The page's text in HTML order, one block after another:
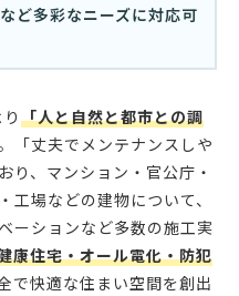
ど多彩なニーズに対応可
「人と自然と都市との調
「丈夫でメンテナンスしや
り、マンション・官公庁・
場などの建物について、
ーションなど多数の施工実
康住宅・オール電化・防犯
で快適な住まい空間を創出